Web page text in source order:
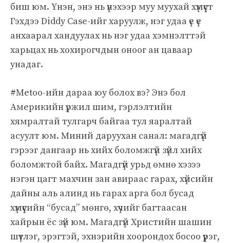
биш юм. Үнэн, энэ нь үнэхээр муу муухай хүмүүст
Гэхдээ Diddy Case-ийг харуулж, нэг удаа үе үе
анхаарал хандуулах нь нэг удаа хэмнэлттэй
харьцах нь хохирогчдын оноог ан цаваар
унадаг.
#Metoo-ийн дараа юу болох вэ? Энэ бол
Америкийн үржил шим, гэрлэлтийн
хямралтай тулгарч байгаа тул яаралтай
асуулт юм. Миний даруухан санал: магадгүй
гэрээг дангаар нь хийх боломжгүй зүйл хийх
боломжтой байх. Магадгүй урьд өмнө хэзээ
нэгэн цагт махчин зан авираас гарах, хүйсийн
дайны аль алинд нь гарах арга бол бусад
хүмүүсийн “бусад” мөнгө, хүчийг багтаасан
хайрын ёс зүй юм. Магадгүй Христийн шашин
шүтлэг, эрэгтэй, эхнэрийн хоорондох босоо үүрэг,